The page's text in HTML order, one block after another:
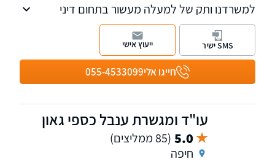
למשרדנו ותק של למעלה מעשור בתחום דיני
משפחה, חדלות פירעון והוצאה לפועל. אנו מלווים
כל לקוח באופן אישי מתחילת ההליך ועד סופו.
משרדנו הוקם מתוך מטרה אחת: להעניק לכל
לקוחותינו שירות מקצועי ויחס אישי.
חייגו אלי055-4533099
SMS ישיר ייעוץ אישי
עו"ד ומגשרת ענבל כספי גאון
5.0 (85 ממליצים)
חיפה